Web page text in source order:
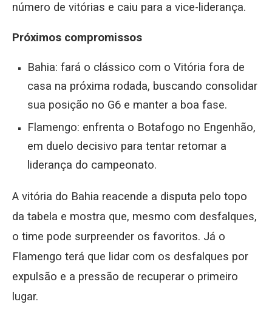
número de vitórias e caiu para a vice-liderança.
Próximos compromissos
Bahia: fará o clássico com o Vitória fora de
casa na próxima rodada, buscando consolidar
sua posição no G6 e manter a boa fase.
Flamengo: enfrenta o Botafogo no Engenhão,
em duelo decisivo para tentar retomar a
liderança do campeonato.
A vitória do Bahia reacende a disputa pelo topo
da tabela e mostra que, mesmo com desfalques,
o time pode surpreender os favoritos. Já o
Flamengo terá que lidar com os desfalques por
expulsão e a pressão de recuperar o primeiro
lugar.